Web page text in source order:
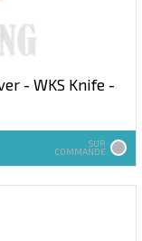
- WKS Knife -
SUR
COMMANDE